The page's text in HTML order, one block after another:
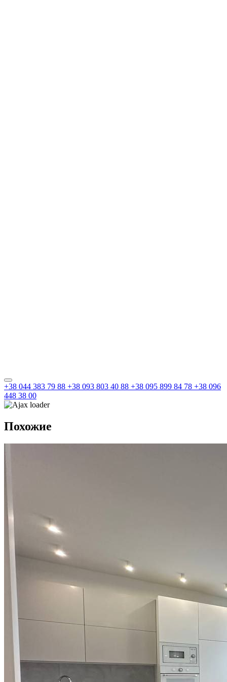
+38 044 383 79 88 +38 093 803 40 88 +38 095 899 84 78 +38 096
448 38 00
Похожие